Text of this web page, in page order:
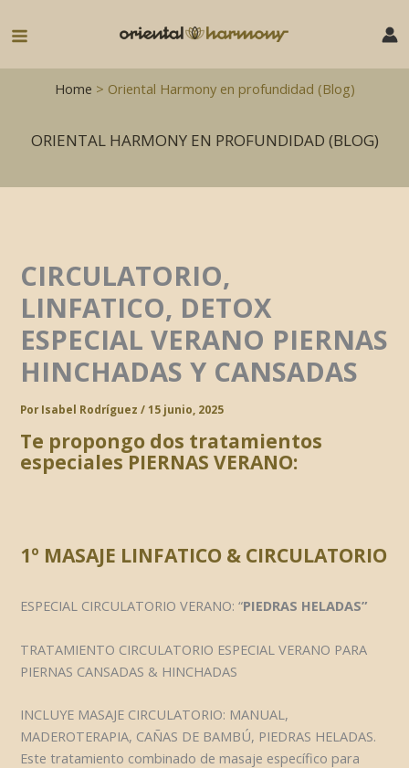
Main
MenuHome > Oriental Harmony en profundidad (Blog)
ORIENTAL HARMONY EN PROFUNDIDAD (BLOG)
CIRCULATORIO,
LINFATICO, DETOX
ESPECIAL VERANO PIERNAS
HINCHADAS Y CANSADAS
PorIsabel Rodríguez/15 junio, 2025
Te propongo dos tratamientos
especiales PIERNAS VERANO:
1º MASAJE LINFATICO & CIRCULATORIO
ESPECIAL CIRCULATORIO VERANO: “PIEDRAS HELADAS”
TRATAMIENTO CIRCULATORIO ESPECIAL VERANO PARA
PIERNAS CANSADAS & HINCHADAS
INCLUYE MASAJE CIRCULATORIO: MANUAL,
MADEROTERAPIA, CAÑAS DE BAMBÚ, PIEDRAS HELADAS.
Este tratamiento combinado de masaje específico para